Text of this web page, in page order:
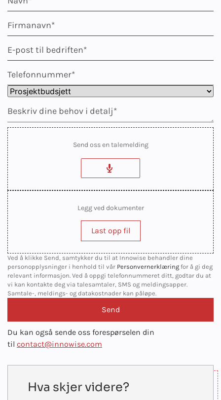
Send oss en talemelding
Legg ved dokumenter
Last opp fil
Ved å klikke Send, samtykker du til at Innowise behandler dine
personopplysninger i henhold til vår Personvernerklæring for å gi deg
relevant informasjon. Ved å oppgi telefonnummeret ditt, godtar du at
vi kan kontakte deg via talesamtaler, SMS og meldingsapper.
Samtale-, meldings- og datakostnader kan påløpe.
Du kan også sende oss forespørselen din
til contact@innowise.com
Hva skjer videre?